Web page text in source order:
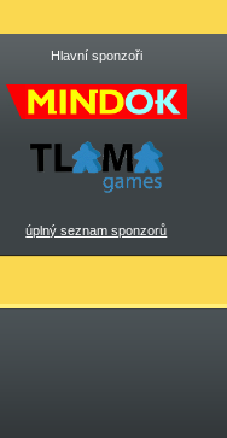
Hlavní sponzoři
úplný seznam sponzorů